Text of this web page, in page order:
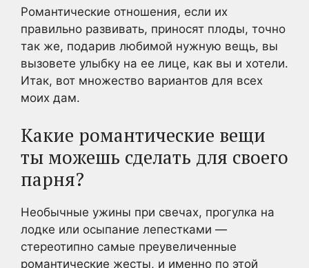
Романтические отношения, если их
правильно развивать, приносят плоды, точно
так же, подарив любимой нужную вещь, вы
вызовете улыбку на ее лице, как вы и хотели.
Итак, вот множество вариантов для всех
моих дам.
Какие романтические вещи
ты можешь сделать для своего
парня?
Необычные ужины при свечах, прогулка на
лодке или осыпание лепестками —
стереотипно самые преувеличенные
романтические жесты, и именно по этой